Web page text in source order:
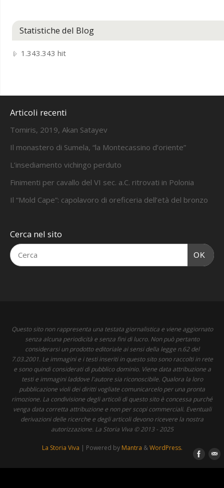
Statistiche del Blog
1.343.343 hit
Articoli recenti
Tomiris, 2019, Akan Satayev
Il monastero di Sumela, “la Montecassino d’oriente”
L’insediamento vichingo perduto
Finimenti per cavallo del VI sec. a.C. ritrovati in Polonia
Il “Mold Cape”: capolavoro di oreficeria dell’età del bronzo
Cerca nel sito
OK
Questo sito non rappresenta una testata giornalistica e viene aggiornato
senza alcuna periodicità e senza fini di lucro. Non può pertanto
considerarsi un prodotto editoriale ai sensi della legge n.62 del
7.03.2001. Le immagini e i testi inseriti in questo sito sono raccolti in rete
e sono quindi considerati di pubblico dominio. Viene data attribuzione a
testi e immagini laddove l'autore sia riconoscibile. Qualora la loro
pubblicazione violi dei diritti vogliate comunicarcelo per una pronta
rimozione. La condivisione degli articoli di questo sito è concessa purché
venga data corretta attribuzione e non per scopi commerciali. Eventuali
derivazioni delle ricerche e degli articoli devono ricevere la nostra
autorizzazione. La Storia Viva © 2013 - 2025
La Storia Viva | Powered by Mantra &WordPress.